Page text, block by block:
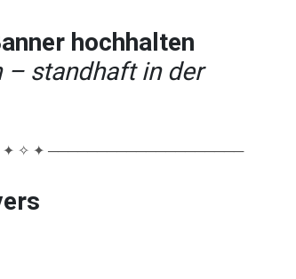
hochhalten
– standhaft in der
✧ ✦ ────────────────────